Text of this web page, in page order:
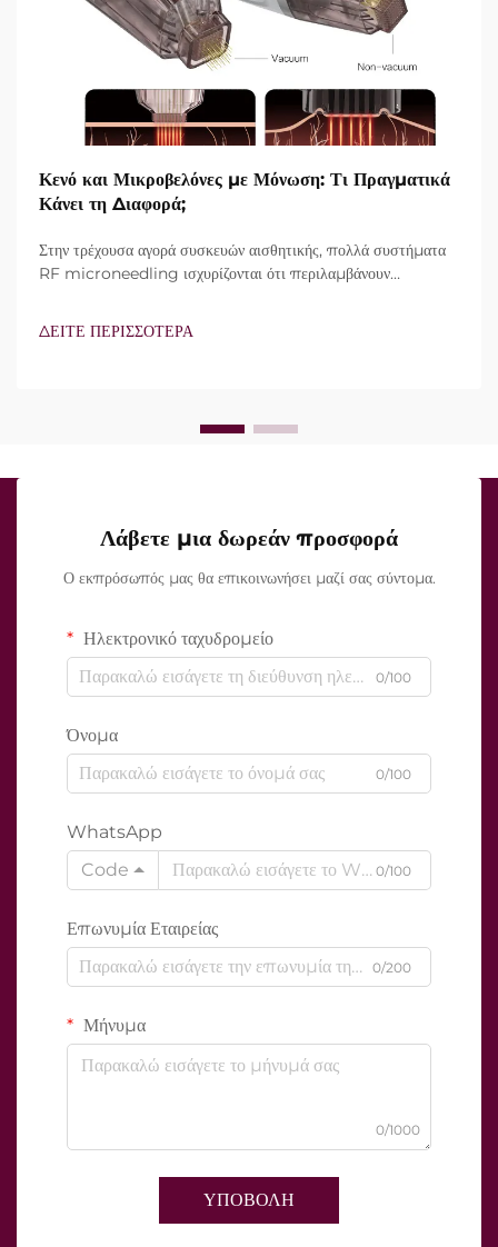
Κενό και Μικροβελόνες με Μόνωση: Τι Πραγματικά
Κάνει τη Διαφορά;
Στην τρέχουσα αγορά συσκευών αισθητικής, πολλά συστήματα
RF microneedling ισχυρίζονται ότι περιλαμβάνουν
χαρακτηριστικά υπάρχουν, αλλά πώς λειτουργούν ακριβώς κατά
ΔΕΙΤΕ ΠΕΡΙΣΣΟΤΕΡΑ
Λάβετε μια δωρεάν προσφορά
Ο εκπρόσωπός μας θα επικοινωνήσει μαζί σας σύντομα.
Ηλεκτρονικό ταχυδρομείο
0/100
Όνομα
0/100
WhatsApp
Code
0/100
Επωνυμία Εταιρείας
0/200
Μήνυμα
0/1000
ΥΠΟΒΟΛΗ